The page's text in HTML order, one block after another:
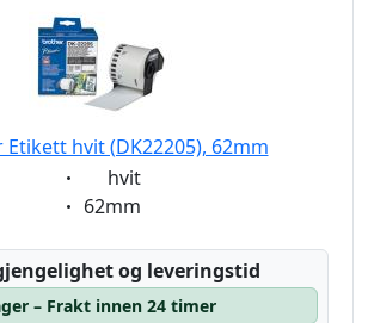
hvit (DK22205), 62mm
Eigenschaft:
hvit
Eigenschaft:
62mm
og leveringstid
– Frakt innen 24 timer